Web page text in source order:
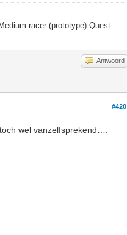
racer (prototype) Quest
Antwoord
#420
wel vanzelfsprekend….